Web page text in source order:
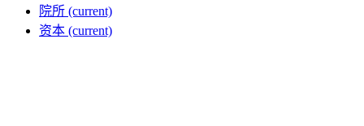
院所 (current)
资本 (current)